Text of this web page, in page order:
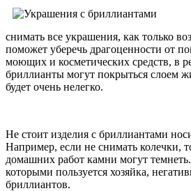
снимать все украшения, как только
поможет уберечь драгоценности от
моющих и косметических средств, в
бриллианты могут покрыться слоем
будет очень нелегко.
Не стоит изделия с бриллиантами
Например, если не снимать колечки,
домашних работ камни могут
которыми пользуется хозяйка,
бриллиантов.